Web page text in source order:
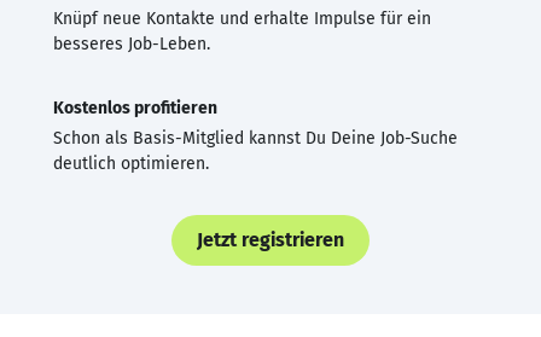
Knüpf neue Kontakte und erhalte Impulse für ein
besseres Job-Leben.
Kostenlos profitieren
Schon als Basis-Mitglied kannst Du Deine Job-Suche
deutlich optimieren.
Jetzt registrieren